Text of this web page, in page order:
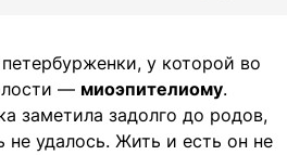
у которой во
— миоэпителиому.
заметила задолго до родов,
не удалось. Жить и есть он не